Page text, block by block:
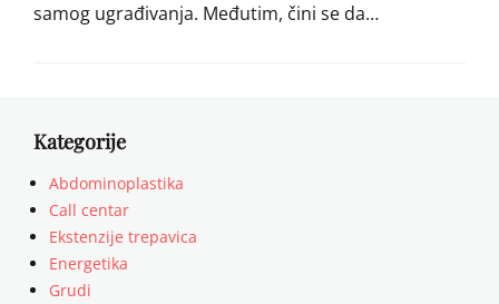
samog ugrađivanja. Međutim, čini se da…
Kategorije
Abdominoplastika
Call centar
Ekstenzije trepavica
Energetika
Grudi